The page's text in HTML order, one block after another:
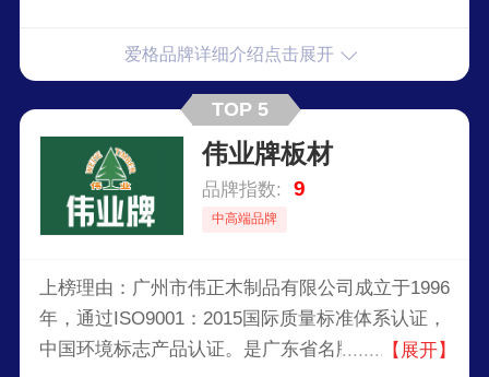
爱格品牌详细介绍点击展开
TOP 5
伟业牌板材
品牌指数: 9
中高端品牌
上榜理由：广州市伟正木制品有限公司成立于1996
年，通过ISO9001：2015国际质量标准体系认证，
中国环境标志产品认证。是广东省名牌、广东省著
【展开】